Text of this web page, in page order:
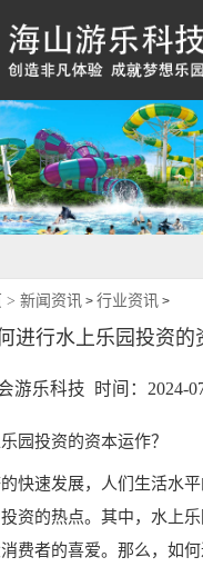
>新闻资讯 >行业资讯 >
进行水上乐园投资的
游乐科技 时间：2024-
园投资的资本运作？
快速发展，人们生活水
资的热点。其中，水上
费者的喜爱。那么，如